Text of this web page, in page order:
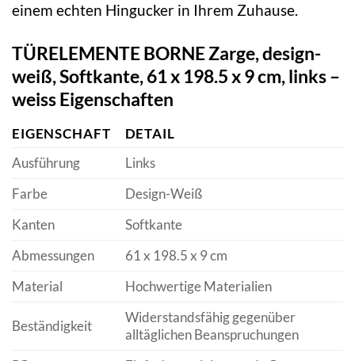
einem echten Hingucker in Ihrem Zuhause.
TÜRELEMENTE BORNE Zarge, design-
weiß, Softkante, 61 x 198.5 x 9 cm, links –
weiss Eigenschaften
EIGENSCHAFT
DETAIL
Ausführung
Links
Farbe
Design-Weiß
Kanten
Softkante
Abmessungen
61 x 198.5 x 9 cm
Material
Hochwertige Materialien
Beständigkeit
Widerstandsfähig gegenüber
alltäglichen Beanspruchungen